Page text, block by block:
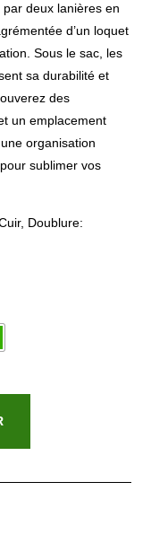
deux lanières en
d’un loquet
Sous le sac, les
sa durabilité et
des
un emplacement
organisation
sublimer vos
Doublure: